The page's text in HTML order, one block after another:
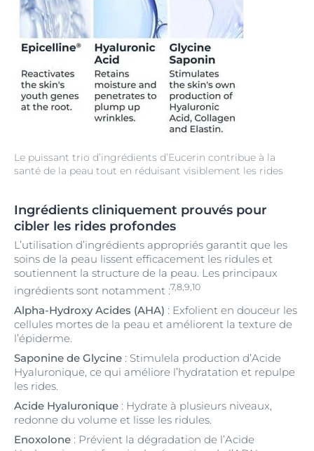
Le puissant trio d’ingrédients d’Eucerin contribue à la
santé de la peau tout en réduisant visiblement les rides
Ingrédients cliniquement prouvés pour
cibler les rides profondes
L’utilisation d’ingrédients appropriés garantit que les
soins de la peau lissent efficacement les ridules et
soutiennent la structure de la peau. Les principaux
ingrédients sont notamment :7,8,9,10
Alpha-Hydroxy Acides (AHA) : Exfolient en douceur les
cellules mortes de la peau et améliorent la texture de
l’épiderme.
Saponine de Glycine : Stimulela production d’Acide
Hyaluronique, ce qui améliore l’hydratation et repulpe
les rides.
Acide Hyaluronique : Hydrate à plusieurs niveaux,
redonne du volume et lisse les ridules.
Enoxolone : Prévient la dégradation de l’Acide